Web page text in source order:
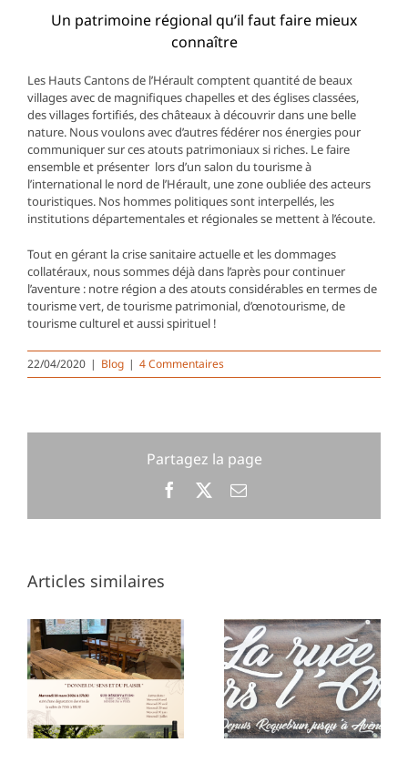
Un patrimoine régional qu’il faut faire mieux
connaître
Les Hauts Cantons de l’Hérault comptent quantité de beaux
villages avec de magnifiques chapelles et des églises classées,
des villages fortifiés, des châteaux à découvrir dans une belle
nature. Nous voulons avec d’autres fédérer nos énergies pour
communiquer sur ces atouts patrimoniaux si riches. Le faire
ensemble et présenter lors d’un salon du tourisme à
l’international le nord de l’Hérault, une zone oubliée des acteurs
touristiques. Nos hommes politiques sont interpellés, les
institutions départementales et régionales se mettent à l’écoute.
Tout en gérant la crise sanitaire actuelle et les dommages
collatéraux, nous sommes déjà dans l’après pour continuer
l’aventure : notre région a des atouts considérables en termes de
tourisme vert, de tourisme patrimonial, d’œnotourisme, de
tourisme culturel et aussi spirituel !
22/04/2020 | Blog | 4 Commentaires
Partagez la page
Facebook Email
Articles similaires
Randonnée
Visite de RCF à la
chapelle Notre-
Dame de Nize